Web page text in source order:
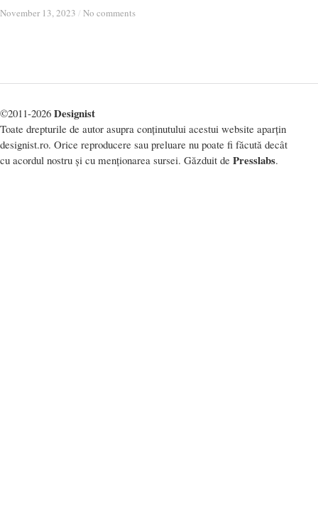
November 13, 2023 / No comments
November 13, 2023 / No comments
©2011-2026 Designist
Toate drepturile de autor asupra conținutului acestui website aparțin
designist.ro. Orice reproducere sau preluare nu poate fi făcută decât
cu acordul nostru și cu menționarea sursei. Găzduit de Presslabs.